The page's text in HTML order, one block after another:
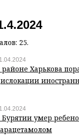
25.
районе Харькова
Бурятии умер